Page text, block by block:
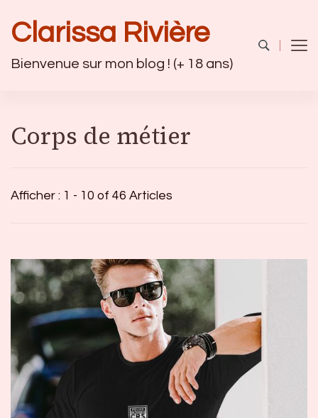
Clarissa Rivière
Bienvenue sur mon blog ! (+ 18 ans)
Corps de métier
Afficher : 1 - 10 of 46 Articles